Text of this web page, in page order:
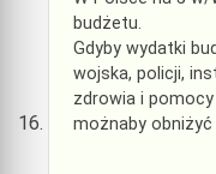
budżetu.
Gdyby wydatki
wojska, policji,
zdrowia i
możnaby obniżyć